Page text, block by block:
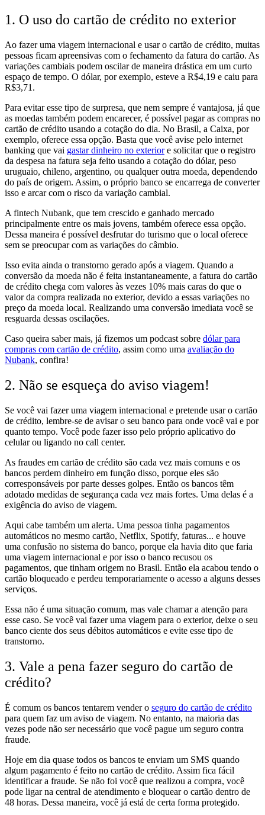
1. O uso do cartão de crédito no exterior
Ao fazer uma viagem internacional e usar o cartão de crédito, muitas
pessoas ficam apreensivas com o fechamento da fatura do cartão. As
variações cambiais podem oscilar de maneira drástica em um curto
espaço de tempo. O dólar, por exemplo, esteve a R$4,19 e caiu para
R$3,71.
Para evitar esse tipo de surpresa, que nem sempre é vantajosa, já que
as moedas também podem encarecer, é possível pagar as compras no
cartão de crédito usando a cotação do dia. No Brasil, a Caixa, por
exemplo, oferece essa opção. Basta que você avise pelo internet
banking que vai gastar dinheiro no exteriore solicitar que o registro
da despesa na fatura seja feito usando a cotação do dólar, peso
uruguaio, chileno, argentino, ou qualquer outra moeda, dependendo
do país de origem. Assim, o próprio banco se encarrega de converter
isso e arcar com o risco da variação cambial.
A fintech Nubank, que tem crescido e ganhado mercado
principalmente entre os mais jovens, também oferece essa opção.
Dessa maneira é possível desfrutar do turismo que o local oferece
sem se preocupar com as variações do câmbio.
Isso evita ainda o transtorno gerado após a viagem. Quando a
conversão da moeda não é feita instantaneamente, a fatura do cartão
de crédito chega com valores às vezes 10% mais caras do que o
valor da compra realizada no exterior, devido a essas variações no
preço da moeda local. Realizando uma conversão imediata você se
resguarda dessas oscilações.
Caso queira saber mais, já fizemos um podcast sobre dólar para
compras com cartão de crédito, assim como uma avaliação do
Nubank, confira!
2. Não se esqueça do aviso viagem!
Se você vai fazer uma viagem internacional e pretende usar o cartão
de crédito, lembre-se de avisar o seu banco para onde você vai e por
quanto tempo. Você pode fazer isso pelo próprio aplicativo do
celular ou ligando no call center.
As fraudes em cartão de crédito são cada vez mais comuns e os
bancos perdem dinheiro em função disso, porque eles são
corresponsáveis por parte desses golpes. Então os bancos têm
adotado medidas de segurança cada vez mais fortes. Uma delas é a
exigência do aviso de viagem.
Aqui cabe também um alerta. Uma pessoa tinha pagamentos
automáticos no mesmo cartão, Netflix, Spotify, faturas... e houve
uma confusão no sistema do banco, porque ela havia dito que faria
uma viagem internacional e por isso o banco recusou os
pagamentos, que tinham origem no Brasil. Então ela acabou tendo o
cartão bloqueado e perdeu temporariamente o acesso a alguns desses
serviços.
Essa não é uma situação comum, mas vale chamar a atenção para
esse caso. Se você vai fazer uma viagem para o exterior, deixe o seu
banco ciente dos seus débitos automáticos e evite esse tipo de
transtorno.
3. Vale a pena fazer seguro do cartão de
crédito?
É comum os bancos tentarem vender o seguro do cartão de crédito
para quem faz um aviso de viagem. No entanto, na maioria das
vezes pode não ser necessário que você pague um seguro contra
fraude.
Hoje em dia quase todos os bancos te enviam um SMS quando
algum pagamento é feito no cartão de crédito. Assim fica fácil
identificar a fraude. Se não foi você que realizou a compra, você
pode ligar na central de atendimento e bloquear o cartão dentro de
48 horas. Dessa maneira, você já está de certa forma protegido.